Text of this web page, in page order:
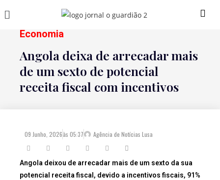
Economia
Angola deixa de arrecadar mais
de um sexto de potencial
receita fiscal com incentivos
09 Junho, 2026às 05:37 Agência de Notícias Lusa
Angola deixou de arrecadar mais de um sexto da sua
potencial receita fiscal, devido a incentivos fiscais, 91%